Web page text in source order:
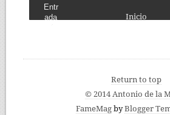
Entr
ada
Inicio
Return to top
© 2014 Antonio de la
FameMagbyBlogger